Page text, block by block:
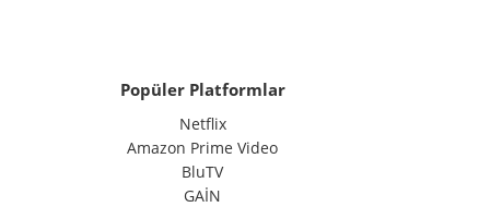
Popüler Platformlar
Netflix
Amazon Prime Video
BluTV
GAİN